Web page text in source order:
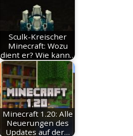
Sculk-Kreischer
Minecraft: Wozu
dient er? Wie kann…
Minecraft 1.20: Alle
Neuerungen des
Updates auf der…